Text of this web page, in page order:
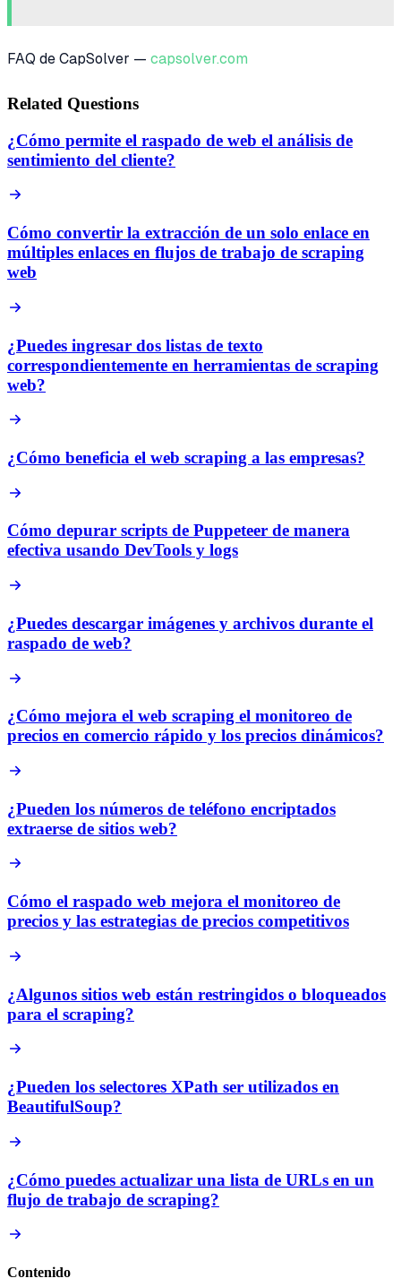
FAQ de CapSolver — capsolver.com
Related Questions
¿Cómo permite el raspado de web el análisis de
sentimiento del cliente?
Cómo convertir la extracción de un solo enlace en
múltiples enlaces en flujos de trabajo de scraping
web
¿Puedes ingresar dos listas de texto
correspondientemente en herramientas de scraping
web?
¿Cómo beneficia el web scraping a las empresas?
Cómo depurar scripts de Puppeteer de manera
efectiva usando DevTools y logs
¿Puedes descargar imágenes y archivos durante el
raspado de web?
¿Cómo mejora el web scraping el monitoreo de
precios en comercio rápido y los precios dinámicos?
¿Pueden los números de teléfono encriptados
extraerse de sitios web?
Cómo el raspado web mejora el monitoreo de
precios y las estrategias de precios competitivos
¿Algunos sitios web están restringidos o bloqueados
para el scraping?
¿Pueden los selectores XPath ser utilizados en
BeautifulSoup?
¿Cómo puedes actualizar una lista de URLs en un
flujo de trabajo de scraping?
Contenido